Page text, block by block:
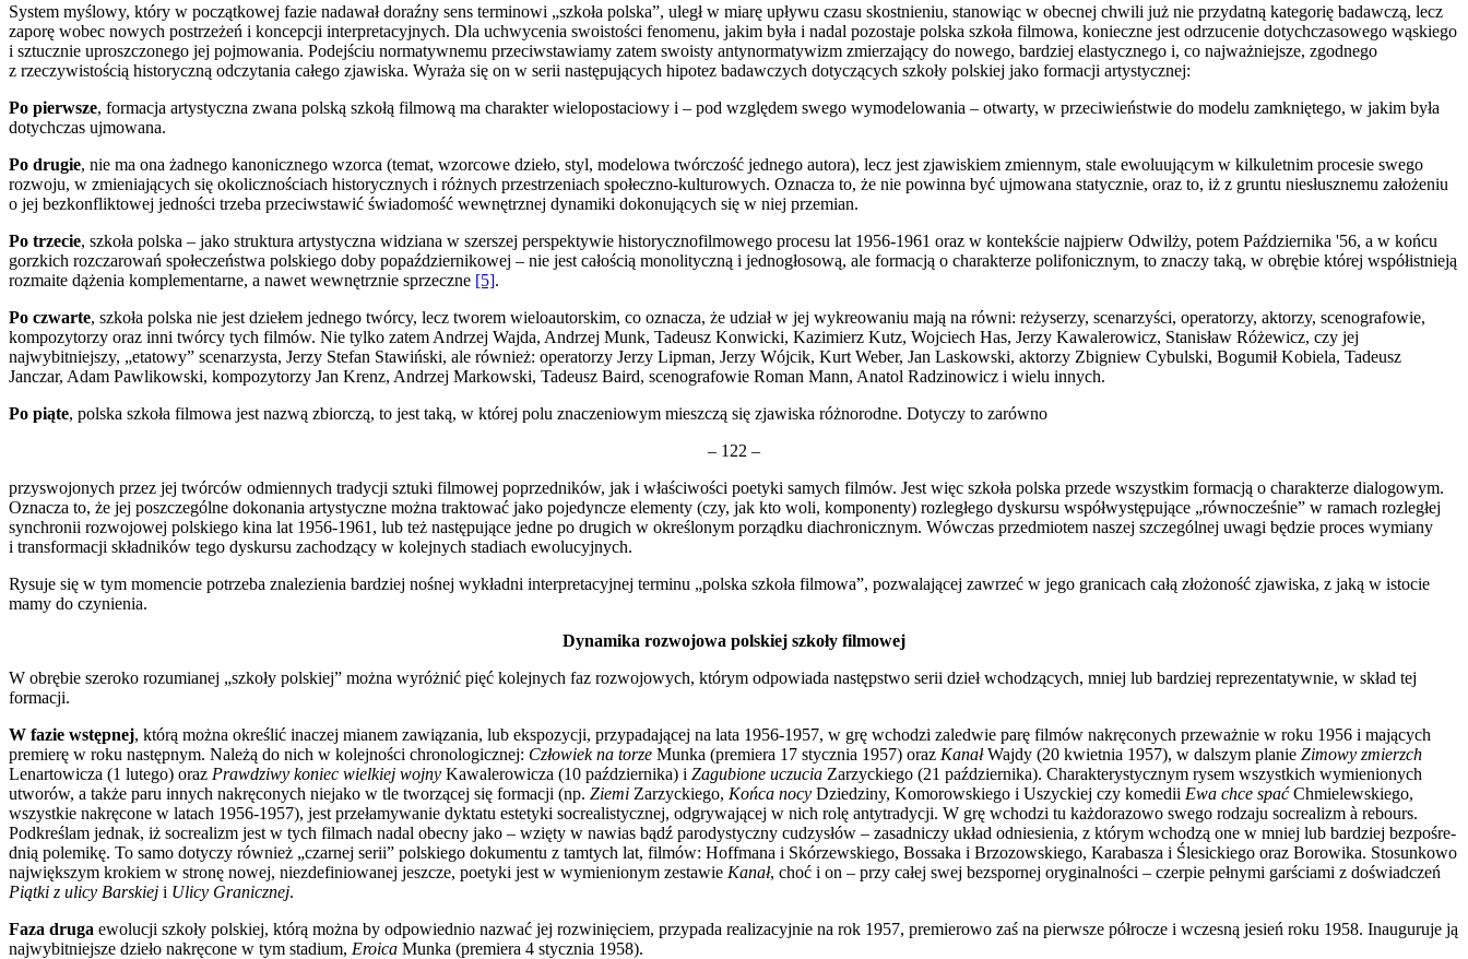
System myślowy, który w początkowej fazie nadawał doraźny sens termino­wi „szkoła polska”, uległ w miarę upływu czasu skostnieniu, stanowiąc w obe­cnej chwili już nie przydatną kategorię badawczą, lecz
zaporę wobec nowych postrzeżeń i koncepcji interpretacyjnych. Dla uchwycenia swoistości fenome­nu, jakim była i nadal pozostaje polska szkoła filmowa, konieczne jest odrzuce­nie dotychczasowego wąskiego
i sztucznie uproszczonego jej pojmowania. Podej­ściu normatywnemu przeciwstawiamy zatem swoisty antynormatywizm zmierzający do nowego, bardziej elastycznego i, co najważniejsze, zgodnego
z rzeczywistością historyczną odczytania całego zjawiska. Wyraża się on w serii następujących hipotez badawczych dotyczących szkoły polskiej jako formacji artystycznej:
Po pierwsze, formacja artystyczna zwana polską szkołą filmową ma cha­rakter wielopostaciowy i – pod względem swego wymodelowania – otwarty, w przeciwieństwie do modelu zamkniętego, w jakim była
dotychczas uj­mowana.
Po drugie, nie ma ona żadnego kanonicznego wzorca (temat, wzorcowe dzieło, styl, modelowa twórczość jednego autora), lecz jest zjawiskiem zmiennym, stale ewoluującym w kilkuletnim procesie swego
rozwoju, w zmieniających się okolicznościach historycznych i różnych prze­strzeniach społeczno-kulturowych. Oznacza to, że nie powinna być ujmowana statycznie, oraz to, iż z gruntu niesłusznemu założeniu
o jej bezkonfliktowej jedności trzeba przeciwstawić świadomość wewnętrznej dynamiki dokonujących się w niej przemian.
Po trzecie, szkoła polska – jako struktura artystyczna widziana w szerszej perspektywie historycznofilmowego procesu lat 1956-1961 oraz w kontekście najpierw Odwilży, potem Października '56, a w końcu
gorzkich rozczarowań społeczeństwa polskiego doby popaździernikowej – nie jest całością monoli­tyczną i jednogłosową, ale formacją o charakterze polifonicznym, to znaczy taką, w obrębie której współistnieją
rozmaite dążenia komplementarne, a nawet wewnętrznie sprzeczne [5].
Po czwarte, szkoła polska nie jest dziełem jednego twórcy, lecz tworem wieloautorskim, co oznacza, że udział w jej wykreowaniu mają na równi: reżyserzy, scenarzyści, operatorzy, aktorzy, scenografowie,
kompozytorzy oraz inni twórcy tych filmów. Nie tylko zatem Andrzej Wajda, Andrzej Munk, Tade­usz Konwicki, Kazimierz Kutz, Wojciech Has, Jerzy Kawalerowicz, Stanisław Różewicz, czy jej
najwybitniejszy, „etatowy” scenarzysta, Jerzy Stefan Stawiń­ski, ale również: operatorzy Jerzy Lipman, Jerzy Wójcik, Kurt Weber, Jan La­skowski, aktorzy Zbigniew Cybulski, Bogumił Kobiela, Tadeusz
Janczar, Adam Pawlikowski, kompozytorzy Jan Krenz, Andrzej Markowski, Tadeusz Baird, sce­nografowie Roman Mann, Anatol Radzinowicz i wielu innych.
Po piąte, polska szkoła filmowa jest nazwą zbiorczą, to jest taką, w której polu znaczeniowym mieszczą się zjawiska różnorodne. Dotyczy to zarówno
– 122 –
przyswojonych przez jej twórców odmiennych tradycji sztuki filmowej poprze­dników, jak i właściwości poetyki samych filmów. Jest więc szkoła polska przede wszystkim formacją o charakterze dialogowym.
Oznacza to, że jej po­szczególne dokonania artystyczne można traktować jako pojedyncze elementy (czy, jak kto woli, komponenty) rozległego dyskursu współwystępujące „rów­nocześnie” w ramach rozległej
synchronii rozwojowej polskiego kina lat 1956-1961, lub też następujące jedne po drugich w określonym porządku diachronicznym. Wówczas przedmiotem naszej szczególnej uwagi będzie proces wy­miany
i transformacji składników tego dyskursu zachodzący w kolejnych sta­diach ewolucyjnych.
Rysuje się w tym momencie potrzeba znalezienia bardziej nośnej wykładni interpretacyjnej terminu „polska szkoła filmowa”, pozwalającej zawrzeć w jego granicach całą złożoność zjawiska, z jaką w istocie
mamy do czynienia.
Dynamika rozwojowa polskiej szkoły filmowej
W obrębie szeroko rozumianej „szkoły polskiej” można wyróżnić pięć kolej­nych faz rozwojowych, którym odpowiada następstwo serii dzieł wchodzących, mniej lub bardziej reprezentatywnie, w skład tej
formacji.
W fazie wstępnej, którą można określić inaczej mianem zawiązania, lub ekspozycji, przypadającej na lata 1956-1957, w grę wchodzi zaledwie parę filmów nakręconych przeważnie w roku 1956 i mających
premierę w roku następnym. Należą do nich w kolejności chronologicznej: Człowiek na torze Munka (premiera 17 stycznia 1957) oraz KanałWajdy (20 kwietnia 1957), w dal­szym planie Zimowy zmierzch
Lenartowicza (1 lutego) oraz Prawdziwy koniec wielkiej wojny Kawalerowicza (10 października) i Zagubione uczucia Zarzyc­kiego (21 października). Charakterystycznym rysem wszystkich wymienionych
utworów, a także paru innych nakręconych niejako w tle tworzącej się formacji (np. Ziemi Zarzyckiego, Końca nocy Dziedziny, Komorowskiego i Uszyckiej czy komedii Ewa chce spaćChmielewskiego,
wszystkie nakręcone w latach 1956-1957), jest przełamywanie dyktatu estetyki socrealistycznej, odgrywają­cej w nich rolę antytradycji. W grę wchodzi tu każdorazowo swego rodzaju socrealizm à rebours.
Podkreślam jednak, iż socrealizm jest w tych filmach nadal obecny jako – wzięty w nawias bądź parodystyczny cudzysłów – zasadniczy układ odniesienia, z którym wchodzą one w mniej lub bardziej bezpośre­
dnią polemikę. To samo dotyczy również „czarnej serii” polskiego dokumentu z tamtych lat, filmów: Hoffmana i Skórzewskiego, Bossaka i Brzozowskiego, Karabasza i Ślesickiego oraz Borowika. Stosunkowo
największym krokiem w stro­nę nowej, niezdefiniowanej jeszcze, poetyki jest w wymienionym zestawie Kanał, choć i on – przy całej swej bezspornej oryginalności – czerpie pełnymi garściami z doświadczeń
Piątki z ulicy Barskiej i Ulicy Granicznej.
Faza druga ewolucji szkoły polskiej, którą można by odpowiednio nazwać jej rozwinięciem, przypada realizacyjnie na rok 1957, premierowo zaś na pierwsze półrocze i wczesną jesień roku 1958. Inauguruje ją
najwybitniejsze dzieło nakręcone w tym stadium, Eroica Munka (premiera 4 stycznia 1958).